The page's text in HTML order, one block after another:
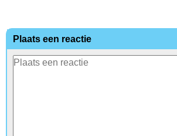
Plaats een reactie